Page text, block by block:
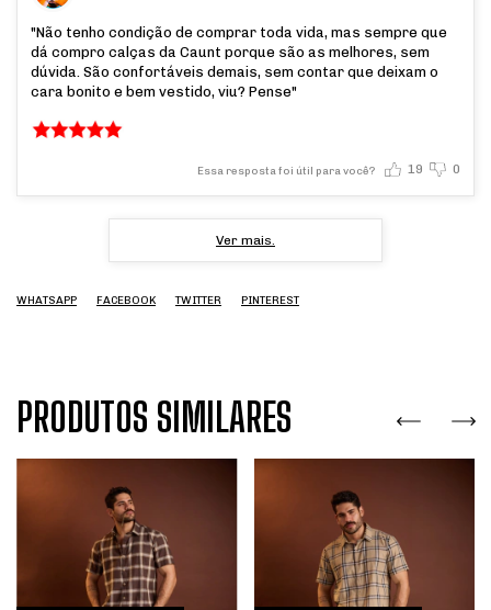
"Não tenho condição de comprar toda vida, mas sempre que
dá compro calças da Caunt porque são as melhores, sem
dúvida. São confortáveis demais, sem contar que deixam o
cara bonito e bem vestido, viu? Pense"
Essa resposta foi útil para você? 19 0
Ver mais.
WHATSAPP FACEBOOK TWITTER PINTEREST
PRODUTOS SIMILARES